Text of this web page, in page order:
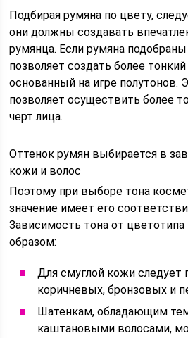
Подбирая румяна по цвету,
они должны создавать
румянца. Если румяна
позволяет создать более
основанный на игре полутонов.
позволяет осуществить более
черт лица.
Оттенок румян выбирается в
кожи и волос
Поэтому при выборе тона
значение имеет его
Зависимость тона от
образом:
Для смуглой кожи следует
коричневых, бронзовых и
Шатенкам, обладающим
каштановыми волосами,